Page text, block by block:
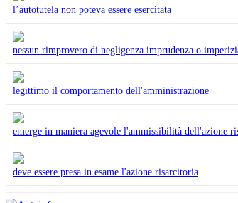
l’autotutela non poteva essere esercitata
nessun rimprovero di negligenza imprudenza o
legittimo il comportamento dell'amministrazione
emerge in maniera agevole l'ammissibilità dell'azione
deve essere presa in esame l'azione risarcitoria